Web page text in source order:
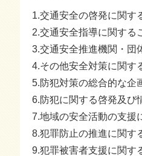
1.交通安全の啓発に関す
2.交通安全指導に関する
3.交通安全推進機関・団
4.その他安全対策に関す
5.防犯対策の総合的な企
6.防犯に関する啓発及び
7.地域の安全活動の支援
8.犯罪防止の推進に関す
9.犯罪被害者支援に関す